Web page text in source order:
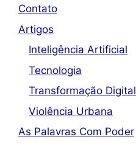
Contato
Artigos
Inteligência Artificial
Tecnologia
Transformação Digital
Violência Urbana
As Palavras Com Poder